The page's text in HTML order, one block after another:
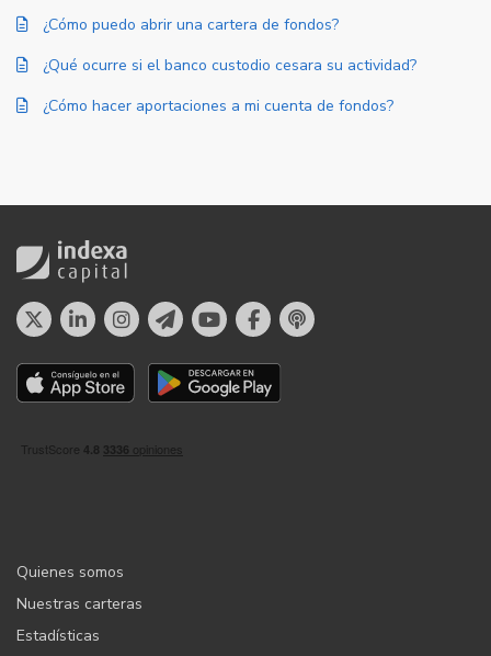
¿Cómo puedo abrir una cartera de fondos?
¿Qué ocurre si el banco custodio cesara su actividad?
¿Cómo hacer aportaciones a mi cuenta de fondos?
Quienes somos
Nuestras carteras
Estadísticas